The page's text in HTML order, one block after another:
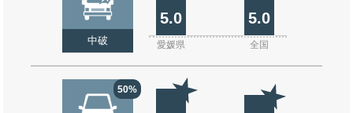
中破
5.0 5.0
愛媛県 全国
50%